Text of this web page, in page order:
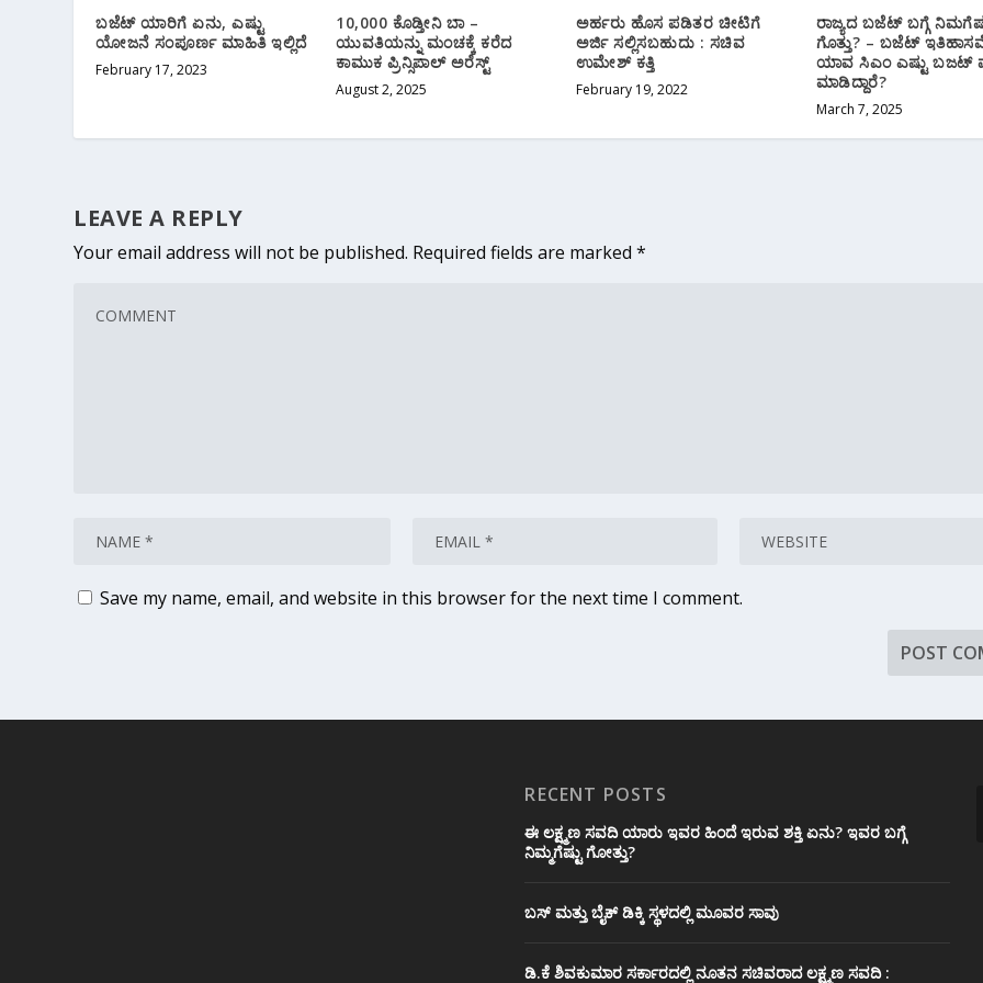
ಬಜೆಟ್ ಯಾರಿಗೆ ಏನು, ಎಷ್ಟು
ಯೋಜನೆ ಸಂಪೂರ್ಣ ಮಾಹಿತಿ ಇಲ್ಲಿದೆ
February 17, 2023
10,000 ಕೊಡ್ತೀನಿ ಬಾ –
ಯುವತಿಯನ್ನು ಮಂಚಕ್ಕೆ ಕರೆದ
ಕಾಮುಕ ಪ್ರಿನ್ಸಿಪಾಲ್ ಅರೆಸ್ಟ್
August 2, 2025
ಅರ್ಹರು ಹೊಸ ಪಡಿತರ ಚೀಟಿಗೆ
ಅರ್ಜಿ ಸಲ್ಲಿಸಬಹುದು : ಸಚಿವ
ಉಮೇಶ್ ಕತ್ತಿ
February 19, 2022
ರಾಜ್ಯದ ಬಜೆಟ್ ಬಗ್ಗೆ
ಗೊತ್ತು? – ಬಜೆಟ್
ಯಾವ ಸಿಎಂ ಎಷ್ಟು ಬಜಟ್
ಮಾಡಿದ್ದಾರೆ?
March 7, 2025
LEAVE A REPLY
Your email address will not be published. Required fields are marked*
Save my name, email, and website in this browser for the next time I comment.
RECENT POSTS
ಈ ಲಕ್ಷ್ಮಣ ಸವದಿ ಯಾರು ಇವರ ಹಿಂದೆ ಇರುವ ಶಕ್ತಿ ಏನು? ಇವರ ಬಗ್ಗೆ
ನಿಮ್ಮಗೆಷ್ಟು ಗೋತ್ತು?
ಬಸ್ ಮತ್ತು ಬೈಕ್ ಡಿಕ್ಕಿ ಸ್ಥಳದಲ್ಲಿ ಮೂವರ ಸಾವು
ಡಿ.ಕೆ ಶಿವಕುಮಾರ ಸರ್ಕಾರದಲ್ಲಿ ನೂತನ ಸಚಿವರಾದ ಲಕ್ಷ್ಮಣ ಸವದಿ :